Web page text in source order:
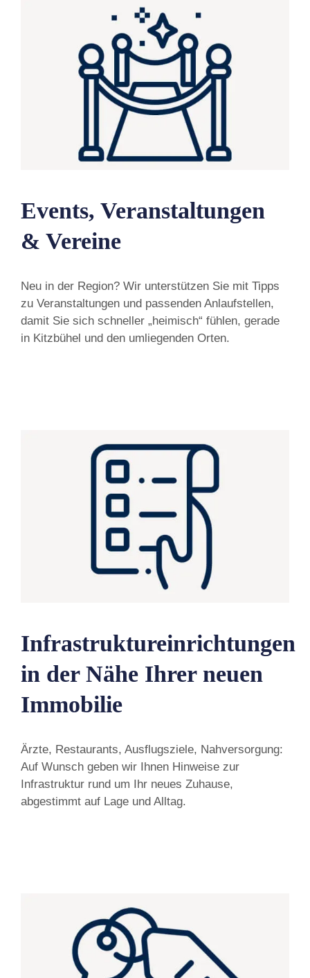
Events, Veranstaltungen
& Vereine
Neu in der Region? Wir unterstützen Sie mit Tipps
zu Veranstaltungen und passenden Anlaufstellen,
damit Sie sich schneller „heimisch“ fühlen, gerade
in Kitzbühel und den umliegenden Orten.
Infrastruktureinrichtungen
in der Nähe Ihrer neuen
Immobilie
Ärzte, Restaurants, Ausflugsziele, Nahversorgung:
Auf Wunsch geben wir Ihnen Hinweise zur
Infrastruktur rund um Ihr neues Zuhause,
abgestimmt auf Lage und Alltag.